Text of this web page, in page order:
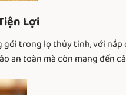
Lợi
gói trong lọ thủy tinh, với
an toàn mà còn mang đến